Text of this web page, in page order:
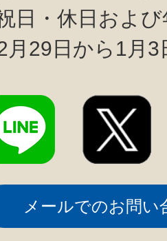
日・休日およ
月29日から1月
メールでのお問い